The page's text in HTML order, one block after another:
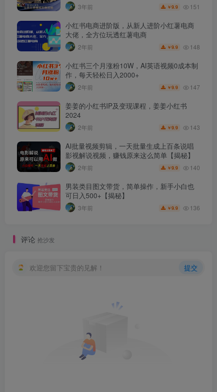
3年前 ￥9.9 151
小红书电商进阶版，从新人进阶小红薯电商
大佬，全方位玩透红薯电商
2年前 ￥9.9 148
小红书三个月涨粉10W，AI英语视频0成本制
作，每天轻松日入2000+
2年前 ￥9.9 147
姜姜的小红书IP及变现课程，姜姜小红书
2024
2年前 ￥9.9 143
AI批量视频剪辑，一天批量生成上百条说唱
影视解说视频，赚钱原来这么简单【揭秘】
2年前 ￥9.9 140
男装类目图文带货，简单操作，新手小白也
可日入500+【揭秘】
3年前 ￥9.9 136
评论 抢沙发
欢迎您留下宝贵的见解！ 提交